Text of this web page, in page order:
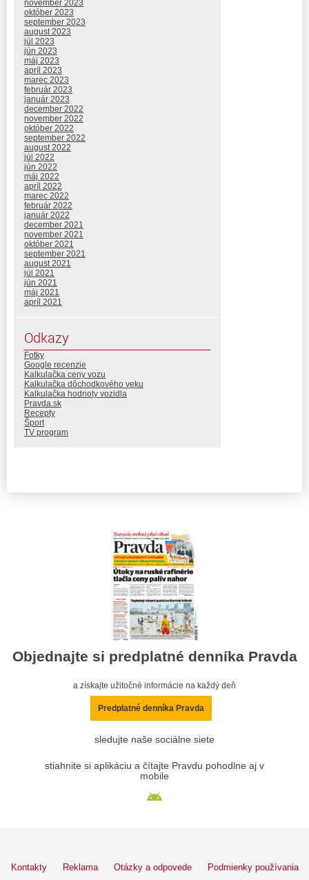
november 2023
október 2023
september 2023
august 2023
júl 2023
jún 2023
máj 2023
apríl 2023
marec 2023
február 2023
január 2023
december 2022
november 2022
október 2022
september 2022
august 2022
júl 2022
jún 2022
máj 2022
apríl 2022
marec 2022
február 2022
január 2022
december 2021
november 2021
október 2021
september 2021
august 2021
júl 2021
jún 2021
máj 2021
apríl 2021
Odkazy
Fotky
Google recenzie
Kalkulačka ceny vozu
Kalkulačka dôchodkového veku
Kalkulačka hodnoty vozidla
Pravda.sk
Recepty
Šport
TV program
Objednajte si predplatné denníka Pravda
a získajte užitočné informácie na každý deň
Predplatné denníka Pravda
sledujte naše sociálne siete
stiahnite si aplikáciu a čítajte Pravdu pohodlne aj v
mobile
Kontakty Reklama Otázky a odpovede Podmienky používania